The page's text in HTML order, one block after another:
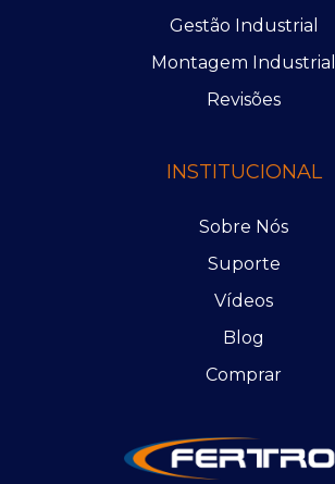
INSTITUCIONAL
Sobre Nós
Suporte
Vídeos
Blog
Comprar
Gestão Industrial
Montagem Industrial
Revisões